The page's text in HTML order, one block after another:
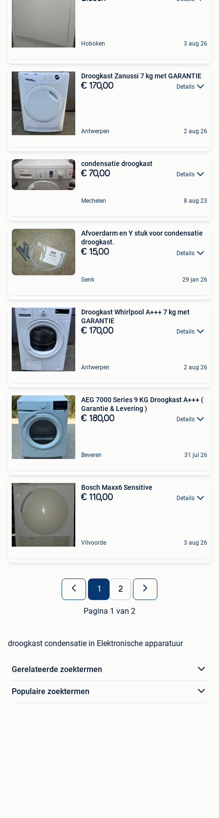
Hoboken 3 aug 26
Droogkast Zanussi 7 kg met GARANTIE
€ 170,00 Details
Antwerpen 2 aug 26
condensatie droogkast
€ 70,00 Details
Mechelen 8 aug 23
Afvoerdarm en Y stuk voor condensatie
droogkast.
€ 15,00 Details
Genk 29 jan 26
Droogkast Whirlpool A+++ 7 kg met
GARANTIE
€ 170,00 Details
Antwerpen 2 aug 26
AEG 7000 Series 9 KG Droogkast A+++ (
Garantie & Levering )
€ 180,00 Details
Beveren 31 jul 26
Bosch Maxx6 Sensitive
€ 110,00 Details
Vilvoorde 3 aug 26
1 2
Pagina 1 van 2
droogkast condensatie in Elektronische apparatuur
Gerelateerde zoektermen
Populaire zoektermen